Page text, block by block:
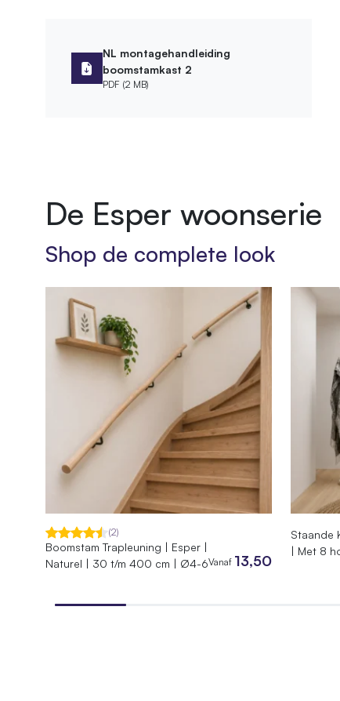
Afmetingen
Hoogte kast
Bewerking
Behandeling
Product
Lengte 150
40
65 cm
EAN
25 kg
Afmetingen 150
NL montagehandleiding
boomstamkast 2
PDF (2 MB)
De Esper woonserie
Shop de complete look
(2)
Boomstam Trapleuning | Esper |
Naturel | 30 t/m 400 cm | Ø4-6Vanaf 13,50
Staande
| Met 8